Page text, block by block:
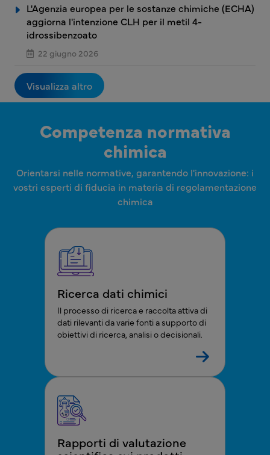
L'Agenzia europea per le sostanze chimiche (ECHA)
aggiorna l'intenzione CLH per il metil 4-
idrossibenzoato
22 giugno 2026
Visualizza altro
Competenza normativa
chimica
Orientarsi nelle normative, garantendo l'innovazione: i
vostri esperti di fiducia in materia di regolamentazione
chimica
Ricerca dati chimici
Il processo di ricerca e raccolta attiva di
dati rilevanti da varie fonti a supporto di
obiettivi di ricerca, analisi o decisionali.
Rapporti di valutazione